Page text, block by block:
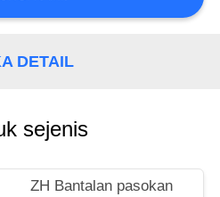
DETAIL
sejenis
ZH Bantalan pasokan